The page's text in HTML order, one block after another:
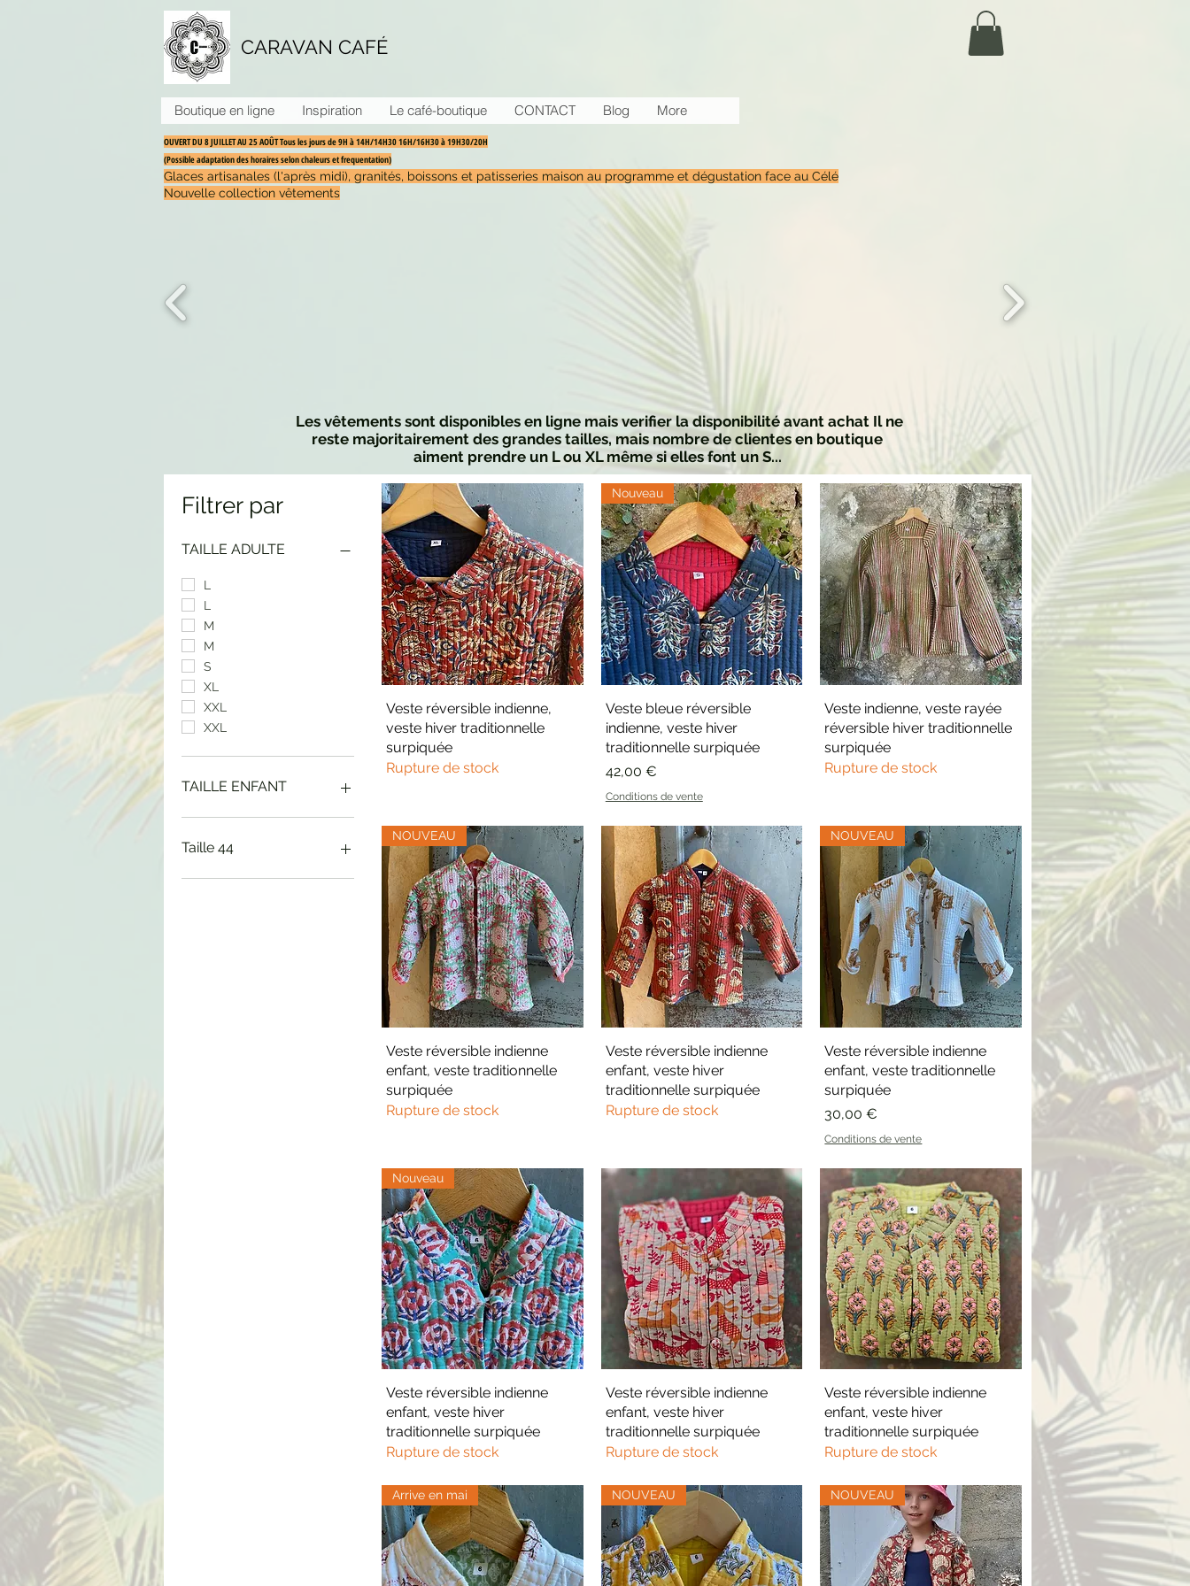
CARAVAN CAFÉ
Boutique en ligne Inspiration Le café-boutique CONTACT Blog More
OUVERT DU 8 JUILLET AU 25 AOÛT Tous les jours de 9H à 14H/14H30 16H/16H30 à 19H30/20H
(Possible adaptation des horaires selon chaleurs et frequentation)
Glaces artisanales (l'après midi), granités, boissons et patisseries maison au programme et dégustation face au Célé
Nouvelle collection vêtements
Les vêtements sont disponibles en ligne mais verifier la disponibilité avant achat Il ne
reste majoritairement des grandes tailles, mais nombre de clientes en boutique
aiment prendre un L ou XL même si elles font un S...
Filtrer par
TAILLE ADULTE
L
L
M
M
S
XL
XXL
XXL
TAILLE ENFANT
4 / 7 ans
8 / 10 ans
Taille 44
L
Aperçu rapide
Veste réversible indienne,
veste hiver traditionnelle
surpiquée
Rupture de stock
Aperçu rapide
Nouveau
Veste bleue réversible
indienne, veste hiver
traditionnelle surpiquée
Prix
42,00 €
Conditions de vente
Aperçu rapide
Veste indienne, veste rayée
réversible hiver traditionnelle
surpiquée
Rupture de stock
Aperçu rapide
NOUVEAU
Veste réversible indienne
enfant, veste traditionnelle
surpiquée
Rupture de stock
Aperçu rapide
Veste réversible indienne
enfant, veste hiver
traditionnelle surpiquée
Rupture de stock
Aperçu rapide
NOUVEAU
Veste réversible indienne
enfant, veste traditionnelle
surpiquée
Prix
30,00 €
Conditions de vente
Aperçu rapide
Nouveau
Veste réversible indienne
enfant, veste hiver
traditionnelle surpiquée
Rupture de stock
Aperçu rapide
Veste réversible indienne
enfant, veste hiver
traditionnelle surpiquée
Rupture de stock
Aperçu rapide
Veste réversible indienne
enfant, veste hiver
traditionnelle surpiquée
Rupture de stock
Arrive en mai NOUVEAU NOUVEAU